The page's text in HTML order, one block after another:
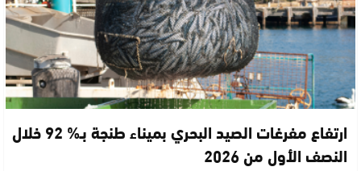
ارتفاع مفرغات الصيد البحري بميناء طنجة بـ% 92 خلال
النصف الأول من 2026